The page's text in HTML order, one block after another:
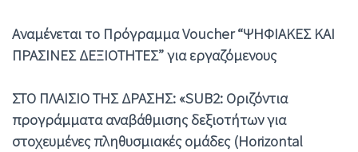
Αναμένεται το Πρόγραμμα Voucher“ΨΗΦΙΑΚΕΣ ΚΑΙ
ΠΡΑΣΙΝΕΣ ΔΕΞΙΟΤΗΤΕΣ” για εργαζόμενους
ΣΤΟ ΠΛΑΙΣΙΟ ΤΗΣ ΔΡΑΣΗΣ: «SUB2: Οριζόντια
προγράμματα αναβάθμισης δεξιοτήτων για
στοχευμένες πληθυσμιακές ομάδες (Horizontal